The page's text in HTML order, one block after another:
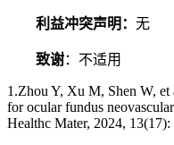
利益冲突声明： 无
致谢：不适用
1.Zhou Y, Xu M, Shen W, et
for ocular fundus
Healthc Mater, 2024, 13(17):